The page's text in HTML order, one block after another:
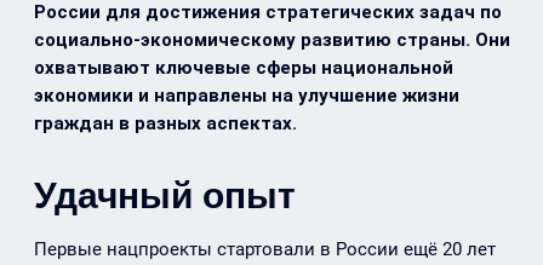
России для достижения стратегических задач по
социально-экономическому развитию страны. Они
охватывают ключевые сферы национальной
экономики и направлены на улучшение жизни
граждан в разных аспектах.
Удачный опыт
Первые нацпроекты стартовали в России ещё 20 лет